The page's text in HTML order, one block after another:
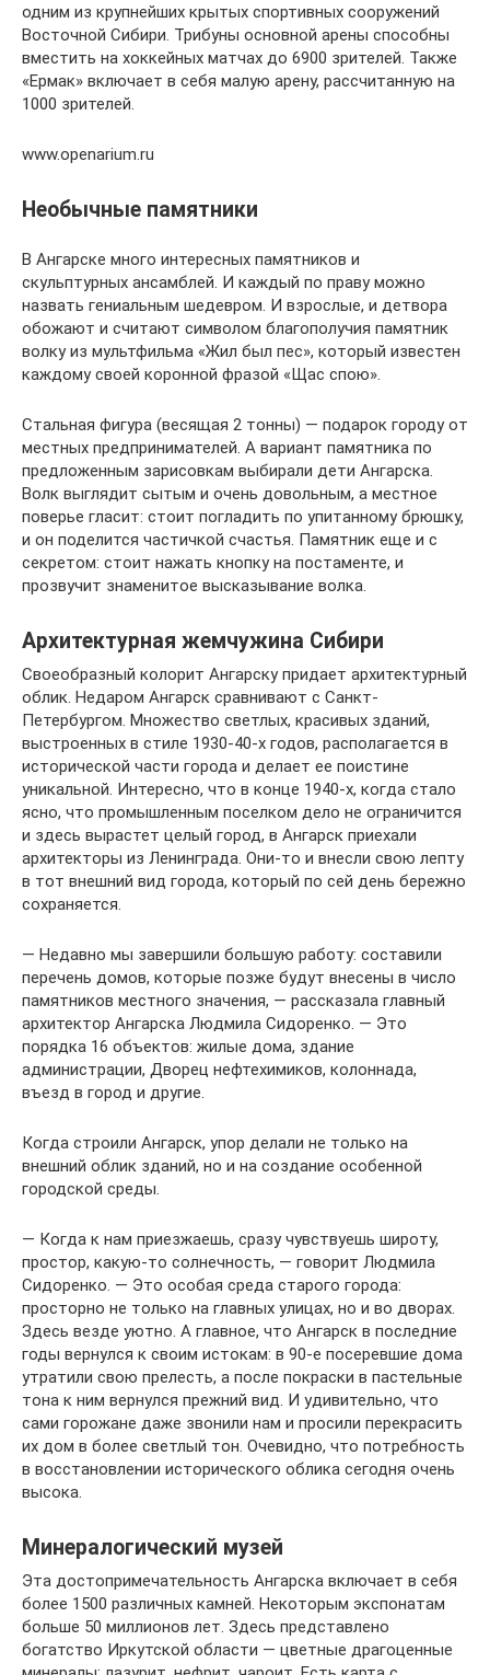
одним из крупнейших крытых спортивных сооружений
Восточной Сибири. Трибуны основной арены способны
вместить на хоккейных матчах до 6900 зрителей. Также
«Ермак» включает в себя малую арену, рассчитанную на
1000 зрителей.
www.openarium.ru
Необычные памятники
В Ангарске много интересных памятников и
скульптурных ансамблей. И каждый по праву можно
назвать гениальным шедевром. И взрослые, и детвора
обожают и считают символом благополучия памятник
волку из мультфильма «Жил был пес», который известен
каждому своей коронной фразой «Щас спою».
Стальная фигура (весящая 2 тонны) — подарок городу от
местных предпринимателей. А вариант памятника по
предложенным зарисовкам выбирали дети Ангарска.
Волк выглядит сытым и очень довольным, а местное
поверье гласит: стоит погладить по упитанному брюшку,
и он поделится частичкой счастья. Памятник еще и с
секретом: стоит нажать кнопку на постаменте, и
прозвучит знаменитое высказывание волка.
Архитектурная жемчужина Сибири
Своеобразный колорит Ангарску придает архитектурный
облик. Недаром Ангарск сравнивают с Санкт-
Петербургом. Множество светлых, красивых зданий,
выстроенных в стиле 1930-40-х годов, располагается в
исторической части города и делает ее поистине
уникальной. Интересно, что в конце 1940-х, когда стало
ясно, что промышленным поселком дело не ограничится
и здесь вырастет целый город, в Ангарск приехали
архитекторы из Ленинграда. Они-то и внесли свою лепту
в тот внешний вид города, который по сей день бережно
сохраняется.
— Недавно мы завершили большую работу: составили
перечень домов, которые позже будут внесены в число
памятников местного значения, — рассказала главный
архитектор Ангарска Людмила Сидоренко. — Это
порядка 16 объектов: жилые дома, здание
администрации, Дворец нефтехимиков, колоннада,
въезд в город и другие.
Когда строили Ангарск, упор делали не только на
внешний облик зданий, но и на создание особенной
городской среды.
— Когда к нам приезжаешь, сразу чувствуешь широту,
простор, какую-то солнечность, — говорит Людмила
Сидоренко. — Это особая среда старого города:
просторно не только на главных улицах, но и во дворах.
Здесь везде уютно. А главное, что Ангарск в последние
годы вернулся к своим истокам: в 90-е посеревшие дома
утратили свою прелесть, а после покраски в пастельные
тона к ним вернулся прежний вид. И удивительно, что
сами горожане даже звонили нам и просили перекрасить
их дом в более светлый тон. Очевидно, что потребность
в восстановлении исторического облика сегодня очень
высока.
Минералогический музей
Эта достопримечательность Ангарска включает в себя
более 1500 различных камней. Некоторым экспонатам
больше 50 миллионов лет. Здесь представлено
богатство Иркутской области — цветные драгоценные